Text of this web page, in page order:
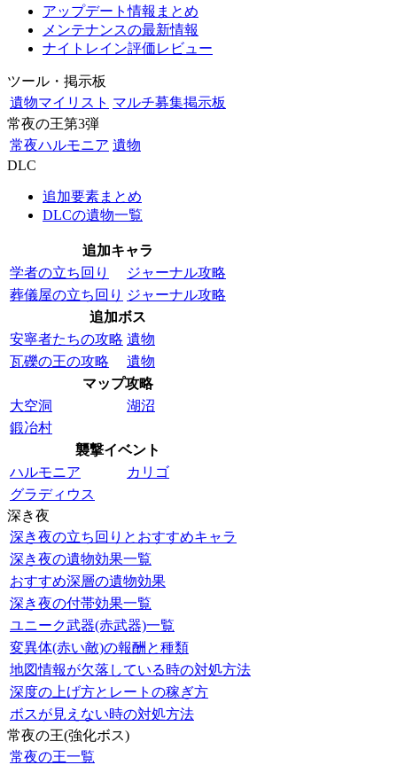
アップデート情報まとめ
メンテナンスの最新情報
ナイトレイン評価レビュー
ツール・掲示板
遺物マイリスト マルチ募集掲示板
常夜の王第3弾
常夜ハルモニア 遺物
DLC
追加要素まとめ
DLCの遺物一覧
追加キャラ
学者の立ち回り
ジャーナル攻略
葬儀屋の立ち回り ジャーナル攻略
追加ボス
安寧者たちの攻略 遺物
瓦礫の王の攻略
遺物
マップ攻略
大空洞
湖沼
鍛冶村
襲撃イベント
ハルモニア
カリゴ
グラディウス
深き夜
深き夜の立ち回りとおすすめキャラ
深き夜の遺物効果一覧
おすすめ深層の遺物効果
深き夜の付帯効果一覧
ユニーク武器(赤武器)一覧
変異体(赤い敵)の報酬と種類
地図情報が欠落している時の対処方法
深度の上げ方とレートの稼ぎ方
ボスが見えない時の対処方法
常夜の王(強化ボス)
常夜の王一覧